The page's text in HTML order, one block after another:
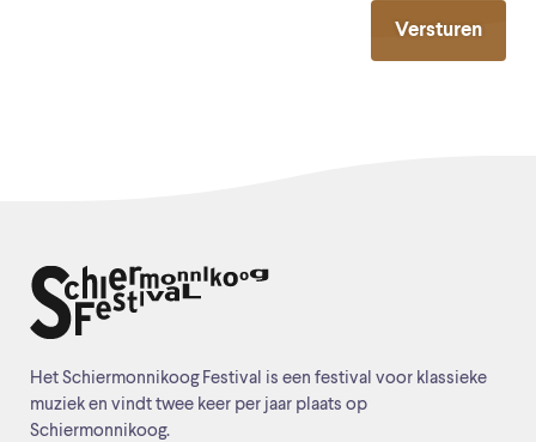
Versturen
Het Schiermonnikoog Festival is een festival voor klassieke
muziek en vindt twee keer per jaar plaats op
Schiermonnikoog.